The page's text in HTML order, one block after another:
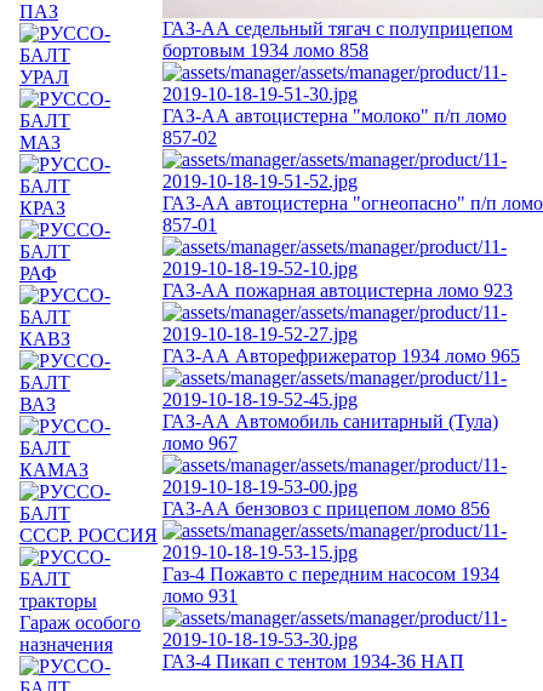
ПАЗ
УРАЛ
МАЗ
КРАЗ
РАФ
КАВЗ
ВАЗ
КАМАЗ
СССР. РОССИЯ
тракторы
Гараж особого
назначения
ГАЗ-АА седельный тягач с полуприцепом
бортовым 1934 ломо 858
ГАЗ-АА автоцистерна "молоко" п/п ломо
857-02
ГАЗ-АА автоцистерна "огнеопасно" п/п ломо
857-01
ГАЗ-АА пожарная автоцистерна ломо 923
ГАЗ-АА Авторефрижератор 1934 ломо 965
ГАЗ-АА Автомобиль санитарный (Тула)
ломо 967
ГАЗ-АА бензовоз с прицепом ломо 856
Газ-4 Пожавто с передним насосом 1934
ломо 931
ГАЗ-4 Пикап с тентом 1934-36 НАП